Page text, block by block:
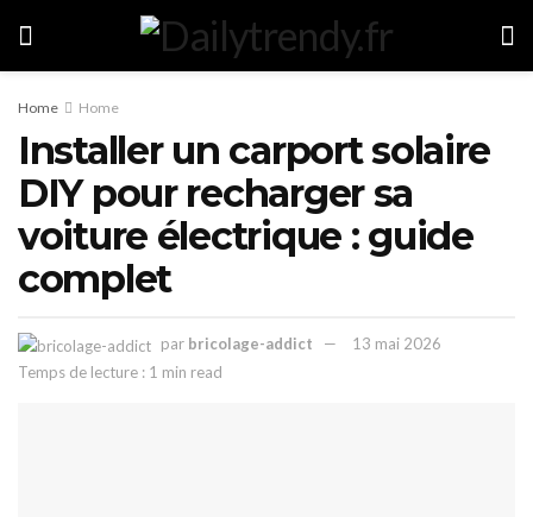
Home Home
Installer un carport solaire
DIY pour recharger sa
voiture électrique : guide
complet
par bricolage-addict
13 mai 2026
Temps de lecture : 1 min read